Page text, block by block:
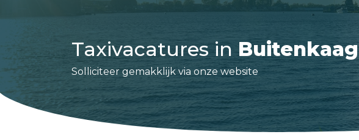
Taxivacatures in Buitenkaag
Solliciteer gemakklijk via onze website